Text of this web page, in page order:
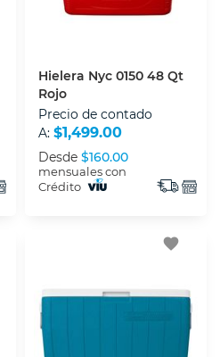
Hielera Nyc 0150 48 Qt
Rojo
Precio de contado
A: $1,499.00
Desde $160.00
mensuales con
Crédito
favorite